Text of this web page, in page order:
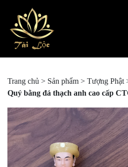
Trang chủ > Sản phẩm > Tượng Phật
Quý bằng đá thạch anh cao cấp